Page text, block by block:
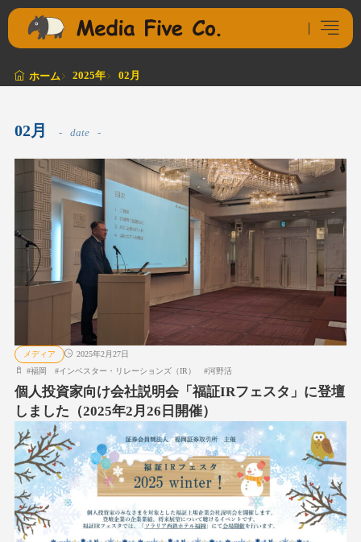
ホーム 2025年 02月
02月 date
メディア
2025年2月27日
#福岡 #インベスター・リレーションズ（IR） #河野活
個人投資家向け会社説明会「福証IRフェスタ」に登壇
しました（2025年2月26日開催）